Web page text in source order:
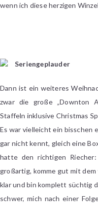
wenn ich diese herzigen
Seriengeplauder
Dann ist ein weiteres
zwar die große „Downton
Staffeln inklusive Christmas
Es war vielleicht ein bisschen
gar nicht kennt, gleich eine
hatte den richtigen
großartig, komme gut mit
klar und bin komplett süchtig
schwer, mich nach einer